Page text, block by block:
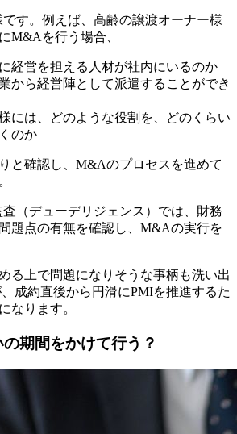
す。例えば、高齢の譲渡オーナー様
M&Aを行う場合、
経営を担える人材が社内にいるのか
から経営陣として派遣することができ
には、どのような役割を、どのくらい
のか
と確認し、M&Aのプロセスを進めて
（デューデリジェンス）では、財務
題点の有無を確認し、M&Aの実行を
る上で問題になりそうな事柄も洗い出
成約直後から円滑にPMIを推進するた
なります。
期間をかけて行う？